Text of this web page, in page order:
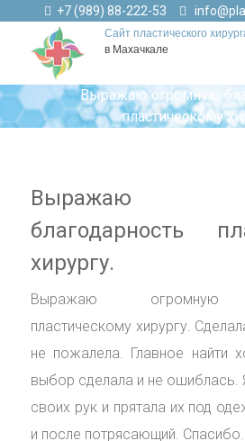
+7 (989) 88-222-53
Сайт пластического
в Махачкале
Выражаю огромную
пластическому
Выражаю
благодарность
хирургу.
Выражаю огромную
пластическому хирургу.
не пожалела. Главное найти
выбор сделала и не ошиблась.
своих рук и прятала их под
и после потрясающий. Спасибо.